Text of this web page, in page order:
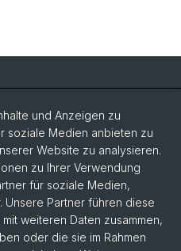
und Anzeigen zu
soziale Medien anbieten zu
Website zu analysieren.
zu Ihrer Verwendung
für soziale Medien,
Unsere Partner führen diese
weiteren Daten zusammen,
oder die sie im Rahmen